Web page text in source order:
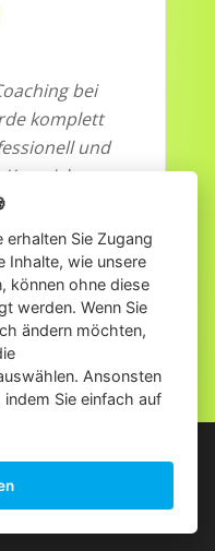
bei
komplett
und
ich nur
erreichbar.
Sie Zugang
Inhalte, wie unsere
können ohne diese
werden. Wenn Sie
ändern möchten,
Ansonsten
indem Sie einfach auf